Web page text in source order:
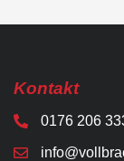
Kontakt
0176 206